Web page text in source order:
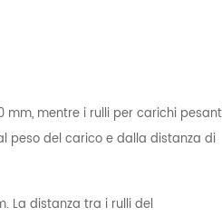
mm, mentre i rulli per carichi
peso del carico e dalla distanza di
La distanza tra i rulli del